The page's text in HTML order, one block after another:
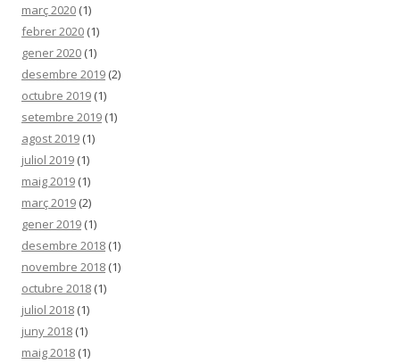
març 2020 (1)
febrer 2020 (1)
gener 2020 (1)
desembre 2019 (2)
octubre 2019 (1)
setembre 2019 (1)
agost 2019 (1)
juliol 2019 (1)
maig 2019 (1)
març 2019 (2)
gener 2019 (1)
desembre 2018 (1)
novembre 2018 (1)
octubre 2018 (1)
juliol 2018 (1)
juny 2018 (1)
maig 2018 (1)